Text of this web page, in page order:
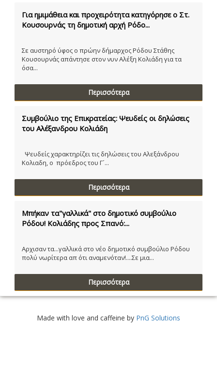
Για ημιμάθεια και προχειρότητα κατηγόρησε ο Στ.
Κουσουρνάς τη δημοτική αρχή Ρόδο...
Σε αυστηρό ύφος ο πρώην δήμαρχος Ρόδου Στάθης
Κουσουρνάς απάντησε στον νυν Αλέξη Κολιάδη για τα
όσα...
Περισσότερα
Συμβούλιο της Επικρατείας: Ψευδείς οι δηλώσεις
του Αλέξανδρου Κολιάδη
Ψευδείς χαρακτηρίζει τις δηλώσεις του Αλεξάνδρου
Κολιαδη, ο πρόεδρος του Γ´...
Περισσότερα
Μπήκαν τα"γαλλικά" στο δημοτικό συμβούλιο
Ρόδου! Κολιάδης προς Σπανό:...
Αρχισαν τα...γαλλικά στο νέο δημοτικό συμβούλιο Ρόδου
πολύ νωρίτερα απ ότι αναμενόταν!....Σε μια...
Περισσότερα
Made with love and caffeine by PnG Solutions